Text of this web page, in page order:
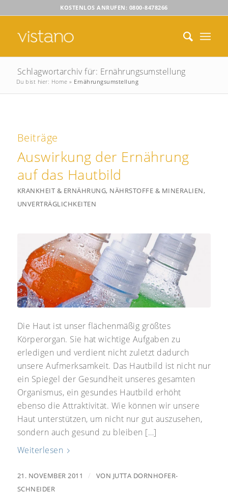
KOSTENLOS ANRUFEN: 0800-8478266
Schlagwortarchiv für: Ernährungsumstellung
Du bist hier: Home » Ernährungsumstellung
Beiträge
Auswirkung der Ernährung
auf das Hautbild
KRANKHEIT & ERNÄHRUNG, NÄHRSTOFFE & MINERALIEN,
UNVERTRÄGLICHKEITEN
Die Haut ist unser flächenmäßig größtes
Körperorgan. Sie hat wichtige Aufgaben zu
erledigen und verdient nicht zuletzt dadurch
unsere Aufmerksamkeit. Das Hautbild ist nicht nur
ein Spiegel der Gesundheit unseres gesamten
Organismus, ein gesundes Hautbild erhöht
ebenso die Attraktivität. Wie können wir unsere
Haut unterstützen, um nicht nur gut auszusehen,
sondern auch gesund zu bleiben […]
Weiterlesen
21. NOVEMBER 2011 / VON JUTTA DORNHOFER-
SCHNEIDER